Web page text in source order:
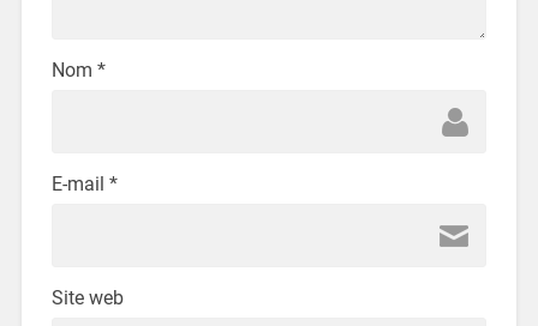
Nom *
E-mail *
Site web